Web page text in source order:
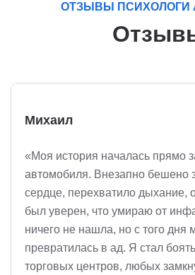
ОТЗЫВЫ ПСИХОЛОГИ
Михаил
«Моя история началась прямо
автомобиля. Внезапно бешено
сердце, перехватило дыхание,
был уверен, что умираю от
ничего не нашла, но с того дня
превратилась в ад. Я стал
торговых центров, любых